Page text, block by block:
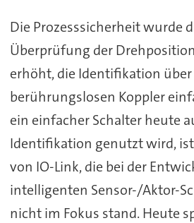
Die Prozesssicherheit wurde
Überprüfung der
erhöht, die Identifikation über
berührungslosen Koppler
ein einfacher Schalter heute
Identifikation genutzt wird,
von IO-Link, die bei der
intelligenten Sensor-/Aktor-
nicht im Fokus stand. Heute